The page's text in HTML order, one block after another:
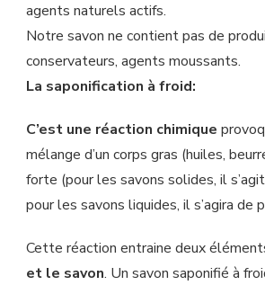
agents naturels actifs.
Notre savon ne contient pas de
conservateurs, agents moussants.
La saponification à froid:
C’est une réaction chimique
mélange d’un corps gras (huiles,
forte (pour les savons solides, il
pour les savons liquides, il s’agira de
Cette réaction entraine deux
et le savon. Un savon saponifié à